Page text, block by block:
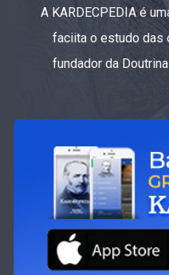
A KARDECPEDIA é
faciita o estudo das
fundador da